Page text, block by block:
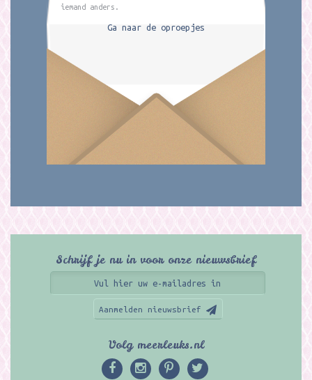
iemand anders.
Ga naar de oproepjes
Schrijf je nu in voor onze nieuwsbrief
Aanmelden nieuwsbrief
Volg meerleuks.nl